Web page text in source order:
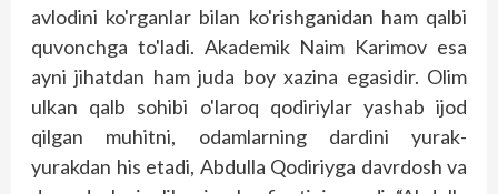
avlodini ko'rganlar bilan ko'rishganidan ham qalbi
quvonchga to'ladi. Akademik Naim Karimov esa
ayni jihatdan ham juda boy xazina egasidir. Olim
ulkan qalb sohibi o'laroq qodiriylar yashab ijod
qilgan muhitni, odamlarning dardini yurak-
yurakdan his etadi, Abdulla Qodiriyga davrdosh va